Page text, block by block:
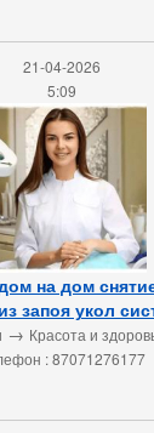
21-04-2026
5:09
на дом
запоя укол
→ Красота и
: 87071276177